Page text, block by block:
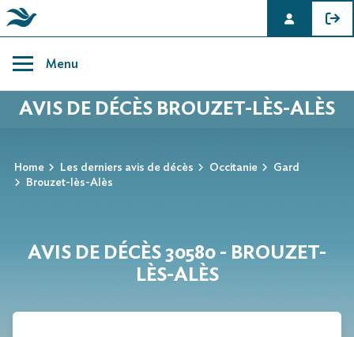
content
Menu
AVIS DE DÉCÈS BROUZET-LÈS-ALÈS
Home Les derniers avis de décès Occitanie
Gard
Brouzet-lès-Alès
AVIS DE DÉCÈS 30580 - BROUZET-
LÈS-ALÈS